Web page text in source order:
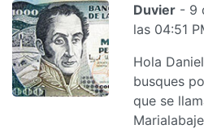
Duvier - 9
las 04:51
Hola
busques
que se